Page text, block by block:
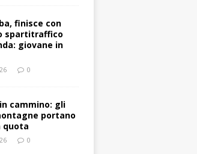
finisce con
spartitraffico
giovane in
0
cammino: gli
portano
quota
0